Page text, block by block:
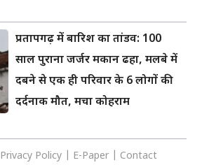
प्रतापगढ़ में बारिश का तांडव: 100
साल पुराना जर्जर मकान ढहा, मलबे में
दबने से एक ही परिवार के 6 लोगों की
दर्दनाक मौत, मचा कोहराम
Privacy Policy E-Paper Contact